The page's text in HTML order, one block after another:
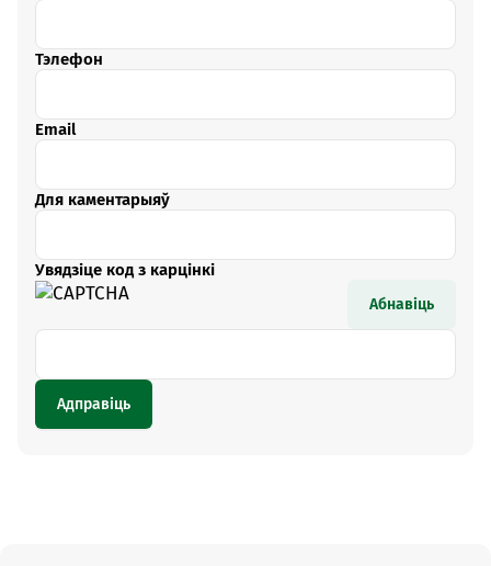
Тэлефон
Email
Для каментарыяў
Увядзіце код з карцінкі
Абнавіць